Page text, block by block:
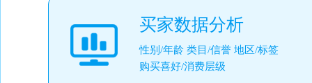
买家数据分析
性别/年龄 类目/信誉 地区/标签
购买喜好/消费层级